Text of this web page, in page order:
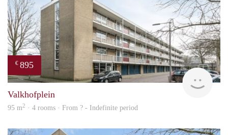
€ 895
Valkhofplein
95 m2 · 4 rooms · From ? - Indefinite period